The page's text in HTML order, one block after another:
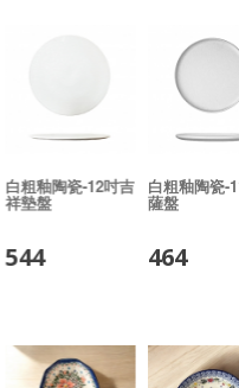
白粗釉陶瓷-12吋吉
祥墊盤
544
白粗釉陶瓷-
薩盤
464